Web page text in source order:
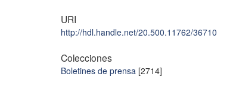
URI
http://hdl.handle.net/20.500.11762/36710
Colecciones
Boletines de prensa [2714]